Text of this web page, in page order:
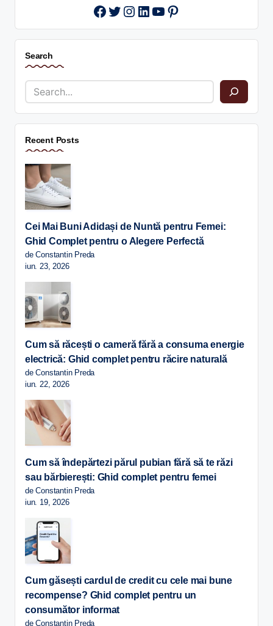
Twitter
Instagram
LinkedIn
YouTube
Pinterest
Search
Recent Posts
Cei Mai Buni Adidași de Nuntă pentru Femei:
Ghid Complet pentru o Alegere Perfectă
de Constantin Preda
iun. 23, 2026
Cum să răcești o cameră fără a consuma energie
electrică: Ghid complet pentru răcire naturală
de Constantin Preda
iun. 22, 2026
Cum să îndepărtezi părul pubian fără să te răzi
sau bărbierești: Ghid complet pentru femei
de Constantin Preda
iun. 19, 2026
Cum găsești cardul de credit cu cele mai bune
recompense? Ghid complet pentru un
consumător informat
de Constantin Preda